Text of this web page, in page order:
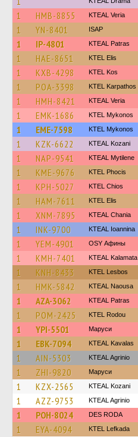
1 HMB-8855 KTEAL Veria
1 YN-8401 ISAP
1 IP-4801 KTEAL Patras
1 HAE-8651 KTEL Elis
1 KXB-4298 KTEL Kos
1 POA-3398 ΚΤΕL Karpathos
1 HMH-8421 KTEAL Veria
1 EMK-1686 KTEL Mykonos
1 EME-7598 KTEL Mykonos
1 KZK-6622 KTEAL Kozani
1 NAP-9541 KTEAL Mytilene
1 KME-9676 ΚΤΕL Phocis
1 KPH-5027 KTEL Chios
1 HAM-7611 KTEL Elis
1 XNM-7895 KTEAL Chania
1 INK-9700 KTEAL Ioannina
1 YEM-4901 OSY Афины
1 KMH-7401 KTEAL Kalamata
1 KNH-8433 KTEL Lesbos
1 HMK-5842 KTEAL Naousa
1 AZA-3062 KTEAL Patras
1 POM-2425 ΚΤΕL Rodou
1 YPI-5501 Маруси
1 EBK-7094 KTEAL Kavalas
1 AIN-5303 KTEAL Agrinio
1 ZHI-9820 Маруси
1 KZX-2565 KTEAL Kozani
1 AZZ-9753 KTEAL Agrinio
1 POH-8024 DES RODA
1 EYA-4094 KTEL Lefkada